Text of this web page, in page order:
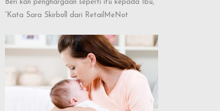
Beri kan penghargaan seperti itu kepada Ibu,
”Kata Sara Skirboll dari RetailMeNot